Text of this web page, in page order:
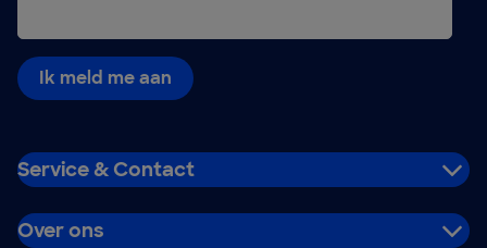
Ik meld me aan
Service & Contact
Over ons